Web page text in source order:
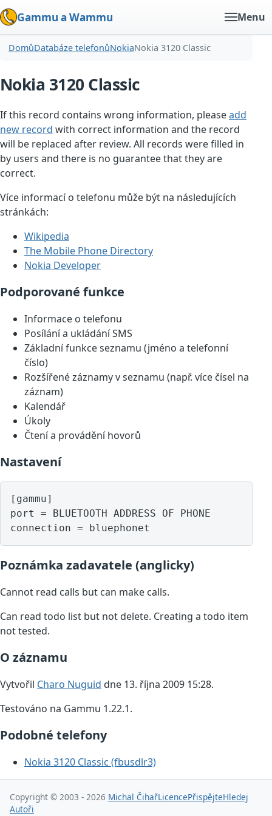
Gammu a Wammu Menu
DomůDatabáze telefonůNokiaNokia 3120 Classic
Nokia 3120 Classic
If this record contains wrong information, pleaseadd
new record with correct information and the record
will be replaced after review. All records were filled in
by users and there is no guarantee that they are
correct.
Více informací o telefonu může být na následujících
stránkách:
Wikipedia
The Mobile Phone Directory
Nokia Developer
Podporované funkce
Informace o telefonu
Posílání a ukládání SMS
Základní funkce seznamu (jméno a telefonní
číslo)
Rozšířené záznamy v seznamu (např. více čísel na
záznam)
Kalendář
Úkoly
Čtení a provádění hovorů
Nastavení
[gammu]
port = BLUETOOTH ADDRESS OF PHONE
Poznámka zadavatele (anglicky)
Cannot read calls but can make calls.
Can read todo list but not delete. Creating a todo item
not tested.
O záznamu
Vytvořil Charo Nuguid dne 13. října 2009 15:28.
Testováno na Gammu 1.22.1.
Podobné telefony
Nokia 3120 Classic (fbusdlr3)
Copyright © 2003 - 2026 Michal ČihařLicencePřispějteHledej
Autoři